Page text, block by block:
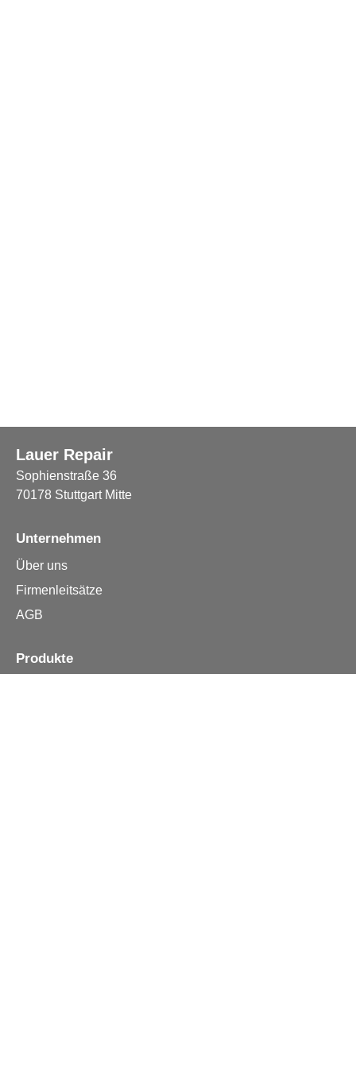
Lauer Repair
Sophienstraße 36
70178 Stuttgart Mitte
Unternehmen
Über uns
Firmenleitsätze
AGB
Produkte